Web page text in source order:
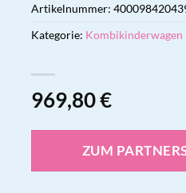
969,80€
ZUM
Artikelnummer:
Kategorie: Kombikinderwagen